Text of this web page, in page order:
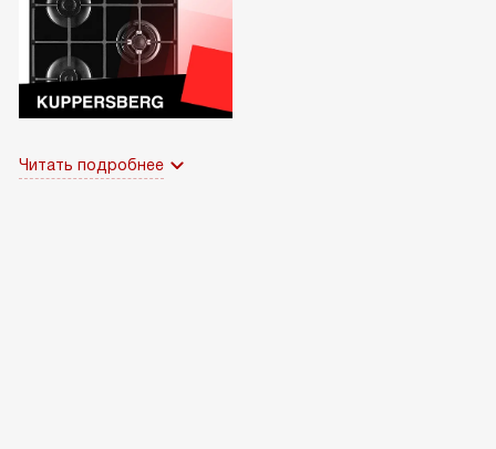
Читать подробнее